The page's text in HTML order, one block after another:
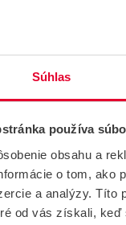
Súhlas
používa
obsahu a
o tom, ako
a analýzy. Títo
od vás získali,